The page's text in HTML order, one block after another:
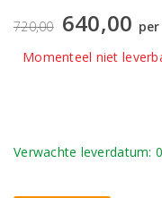
720,00 640,00
Momenteel niet
Verwachte leverdatum: